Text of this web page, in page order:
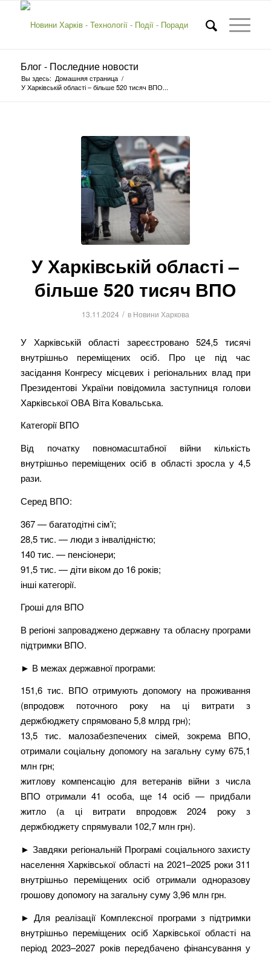
Блог - Последние новости
Вы здесь: Домашняя страница /
У Харківській області – більше 520 тисяч ВПО...
У Харківській області –
більше 520 тисяч ВПО
13.11.2024 / в Новини Харкова
У Харківській області зареєстровано 524,5 тисячі
внутрішньо переміщених осіб. Про це під час
засідання Конгресу місцевих і регіональних влад при
Президентові України повідомила заступниця голови
Харківської ОВА Віта Ковальська.
Категорії ВПО
Від початку повномасштабної війни кількість
внутрішньо переміщених осіб в області зросла у 4,5
рази.
Серед ВПО:
367 — багатодітні сім’ї;
28,5 тис. — люди з інвалідністю;
140 тис. — пенсіонери;
91,5 тис. — діти віком до 16 років;
інші категорії.
Гроші для ВПО
В регіоні запроваджено державну та обласну програми
підтримки ВПО.
► В межах державної програми:
151,6 тис. ВПО отримують допомогу на проживання
(впродовж поточного року на ці витрати з
держбюджету спрямовано 5,8 млрд грн);
13,5 тис. малозабезпечених сімей, зокрема ВПО,
отримали соціальну допомогу на загальну суму 675,1
млн грн;
житлову компенсацію для ветеранів війни з числа
ВПО отримали 41 особа, ще 14 осіб — придбали
житло (а ці витрати впродовж 2024 року з
держбюджету спрямували 102,7 млн грн).
► Завдяки регіональній Програмі соціального захисту
населення Харківської області на 2021–2025 роки 311
внутрішньо переміщених осіб отримали одноразову
грошову допомогу на загальну суму 3,96 млн грн.
► Для реалізації Комплексної програми з підтримки
внутрішньо переміщених осіб Харківської області на
період 2023–2027 років передбачено фінансування у